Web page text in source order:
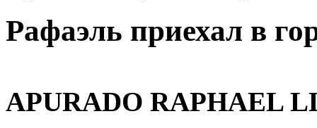
Рафаэль приехал в
APURADO RAPHAEL